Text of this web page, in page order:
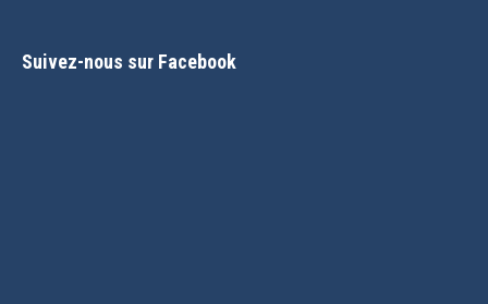
Suivez-nous sur Facebook